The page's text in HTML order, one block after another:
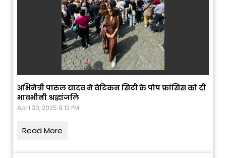
अभिनेत्री पारुल यादव ने वेटिकन सिटी के पोप फ्रांसिस को दी
भावभीनी श्रद्धांजलि
April 30, 2025 9:12 PM
Read More